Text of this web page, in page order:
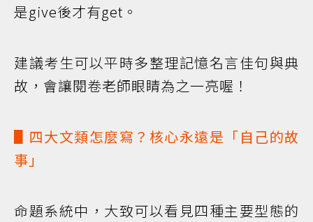
是give後才有get。
建議考生可以平時多整理記憶名言佳句與典
故，會讓閱卷老師眼睛為之一亮喔！
▋四大文類怎麼寫？核心永遠是「自己的故
事」
命題系統中，大致可以看見四種主要型態的